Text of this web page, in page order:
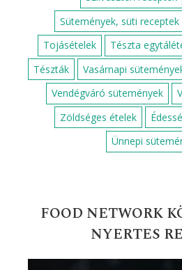
MÁR TÖBB MINT
Alapreceptek
Darált húsos receptek
Egyszerű egytálételek
Egyszerű zöldséges ételek
Fahéjas sütik
Gyors zöldséges ételek
Húsmentes ételek
Húsos
Húsvéti receptek